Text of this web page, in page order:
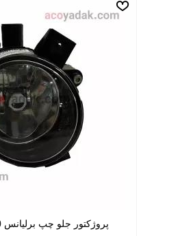
پروژکتور جلو چپ برلیانس H320 / کراس